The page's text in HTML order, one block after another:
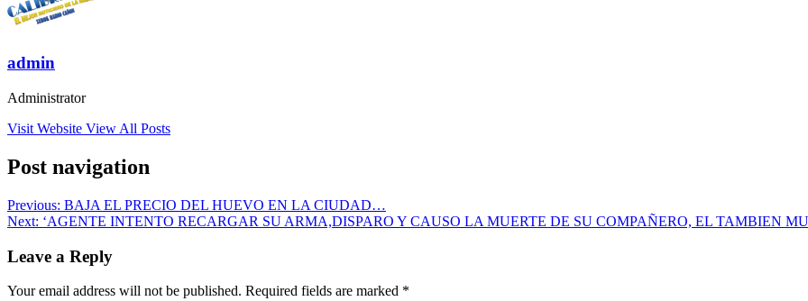
admin
Administrator
Visit Website View All Posts
Post navigation
Previous: BAJA EL PRECIO DEL HUEVO EN LA CIUDAD…
Next: ‘AGENTE INTENTO RECARGAR SU ARMA,DISPARO Y CAUSO LA MUERTE DE SU COMPAÑERO, EL TAMBIEN
Leave a Reply
Your email address will not be published. Required fields are marked *